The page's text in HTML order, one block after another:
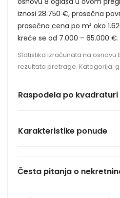
iznosi 28.750 €, prosečna
prosečna cena po m² oko
kreće se od 7.000 – 65.000 €.
Statistika izračunata na osnovu
rezultata pretrage. Kategorija:
Raspodela po kvadraturi
Karakteristike ponude
Česta pitanja o